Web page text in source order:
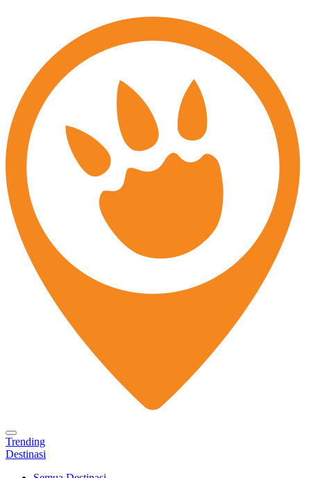
Trending
Destinasi